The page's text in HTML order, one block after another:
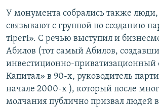
У монумента собрались также
связывают с группой по созданию
тірегі». С речью выступил и
Абилов (тот самый Абилов,
инвестиционно-приватизационный
Капитал» в 90-х, руководитель
начале 2000-х ), который после
молчания публично призвал людей